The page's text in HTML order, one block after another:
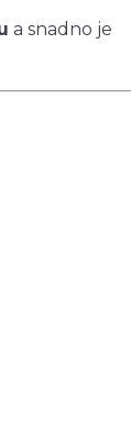
a snadno je